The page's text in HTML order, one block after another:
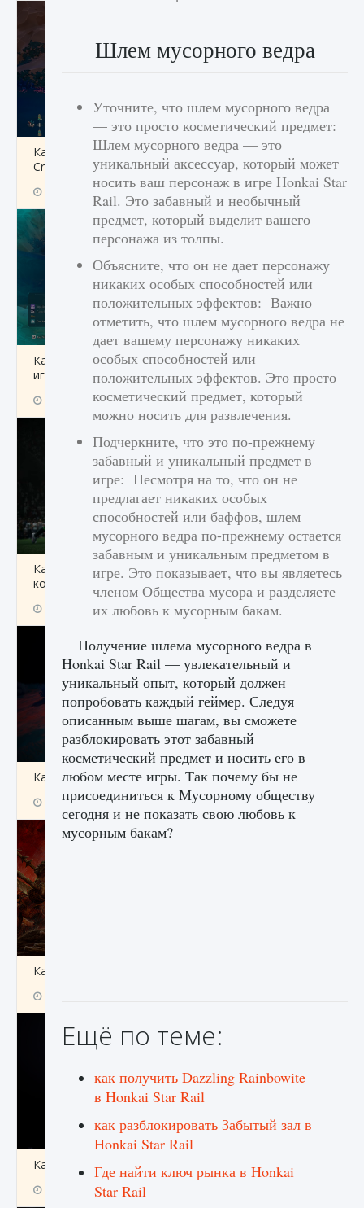
Как разблокировать заклинание Крист в
Creatures of Ava
9 августа 2024 1 393 0 0
Как приручить существ из степей Тамура в
игре Creatures of Ava
9 августа 2024 1 164 0 0
Как исправить ошибку EA FC 25 beta,
которая не работает
9 августа 2024 1 370 0 0
Как создавать предметы в Creatures of Ava
9 августа 2024 1 266 0 0
Как найти Гробницу Изгоев в Diablo 4
Как получить Thunder Egg в Stardew Valley
9 августа 2024
Шлем мусорного ведра
Уточните, что шлем мусорного ведра
— это просто косметический предмет:
Шлем мусорного ведра — это
уникальный аксессуар, который может
носить ваш персонаж в игре Honkai Star
Rail. Это забавный и необычный
предмет, который выделит вашего
персонажа из толпы.
Объясните, что он не дает персонажу
никаких особых способностей или
положительных эффектов: Важно
отметить, что шлем мусорного ведра не
дает вашему персонажу никаких
особых способностей или
положительных эффектов. Это просто
косметический предмет, который
можно носить для развлечения.
Подчеркните, что это по-прежнему
забавный и уникальный предмет в
игре: Несмотря на то, что он не
предлагает никаких особых
способностей или баффов, шлем
мусорного ведра по-прежнему остается
забавным и уникальным предметом в
игре. Это показывает, что вы являетесь
членом Общества мусора и разделяете
их любовь к мусорным бакам.
Получение шлема мусорного ведра в
Honkai Star Rail — увлекательный и
уникальный опыт, который должен
попробовать каждый геймер. Следуя
описанным выше шагам, вы сможете
разблокировать этот забавный
косметический предмет и носить его в
любом месте игры. Так почему бы не
присоединиться к Мусорному обществу
сегодня и не показать свою любовь к
мусорным бакам?
Ещё по теме:
как получить Dazzling Rainbowite
в Honkai Star Rail
как разблокировать Забытый зал в
Honkai Star Rail
Где найти ключ рынка в Honkai
Star Rail